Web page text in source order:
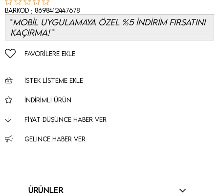
Barkod : 8698412447678
MOBİL UYGULAMAYA ÖZEL %5 İNDİRİM FIRSATINI
KAÇIRMA!
FAVORILERE EKLE
İSTEK LISTEME EKLE
İNDIRIMLI ÜRÜN
FIYAT DÜŞÜNCE HABER VER
GELINCE HABER VER
ÜRÜNLER